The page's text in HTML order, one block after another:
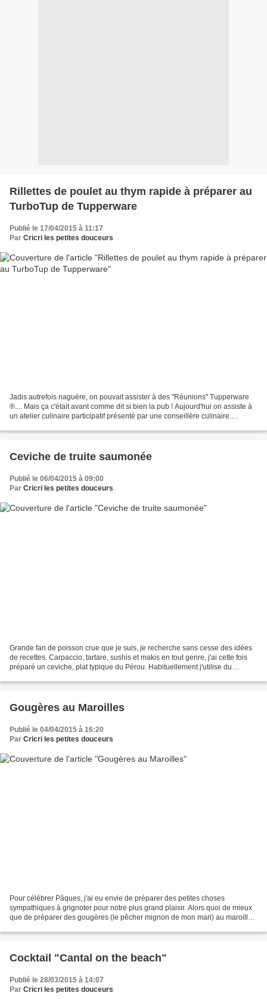
Rillettes de poulet au thym rapide à préparer au
TurboTup de Tupperware
Publié le 17/04/2015 à 11:17
Par Cricri les petites douceurs
Jadis autrefois naguère, on pouvait assister à des "Réunions" Tupperware
®.... Mais ça c'était avant comme dit si bien la pub ! Aujourd'hui on assiste à
un atelier culinaire participatif présenté par une conseillère culinaire.
Ceviche de truite saumonée
Publié le 06/04/2015 à 09:00
Par Cricri les petites douceurs
Grande fan de poisson crue que je suis, je recherche sans cesse des idées
de recettes. Carpaccio, tartare, sushis et makis en tout genre, j'ai cette fois
préparé un ceviche, plat typique du Pérou. Habituellement j'utilise du
Gougères au Maroilles
Publié le 04/04/2015 à 16:20
Par Cricri les petites douceurs
Pour célébrer Pâques, j'ai eu envie de préparer des petites choses
sympathiques à grignoter pour notre plus grand plaisir. Alors quoi de mieux
que de préparer des gougères (le pêcher mignon de mon mari) au maroilles
Cocktail "Cantal on the beach"
Publié le 28/03/2015 à 14:07
Par Cricri les petites douceurs